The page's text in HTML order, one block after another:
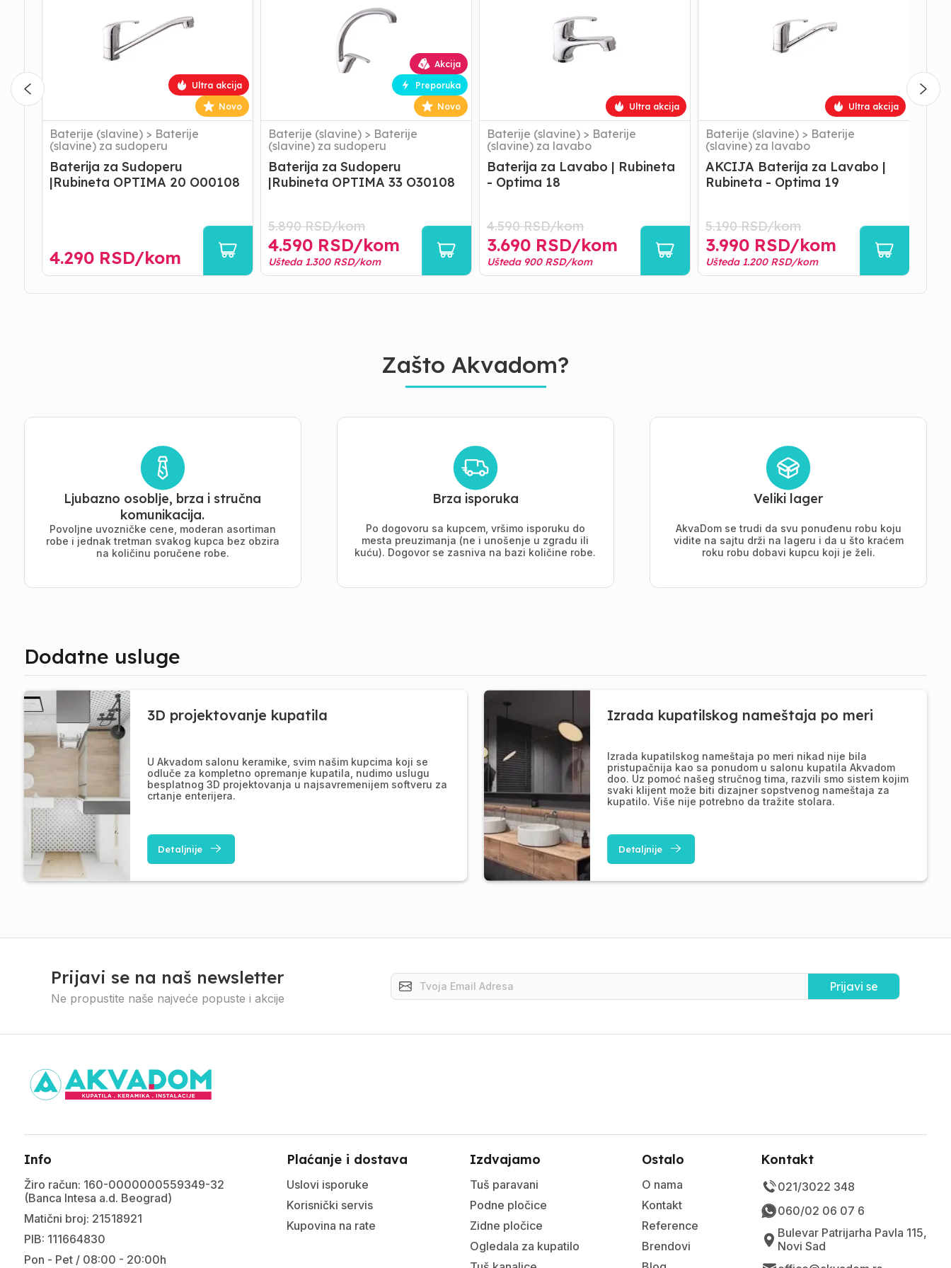
Ultra akcija
Novo
Baterije (slavine) > Baterije
(slavine) za sudoperu
Baterija za Sudoperu
|Rubineta OPTIMA 20 O00108
4.290RSD/kom
Akcija
Preporuka
Novo
Baterije (slavine) > Baterije
(slavine) za sudoperu
Baterija za Sudoperu
|Rubineta OPTIMA 33 O30108
5.890RSD/kom
4.590RSD/kom
Ušteda 1.300RSD/kom
Ultra akcija
Baterije (slavine) > Baterije
(slavine) za lavabo
Baterija za Lavabo | Rubineta
- Optima 18
4.590RSD/kom
3.690 RSD/kom
Ušteda 900RSD/kom
Ultra akcija
Baterije (slavine) > Baterije
(slavine) za lavabo
AKCIJA Baterija za Lavabo |
Rubineta - Optima 19
5.190RSD/kom
3.990 RSD/kom
Ušteda 1.200RSD/kom
Zašto Akvadom?
Ljubazno osoblje, brza i stručna
komunikacija.
Povoljne uvozničke cene, moderan asortiman
robe i jednak tretman svakog kupca bez obzira
na količinu poručene robe.
Brza isporuka
Po dogovoru sa kupcem, vršimo isporuku do
mesta preuzimanja (ne i unošenje u zgradu ili
kuću). Dogovor se zasniva na bazi količine robe.
Veliki lager
AkvaDom se trudi da svu ponuđenu robu koju
vidite na sajtu drži na lageru i da u što kraćem
roku robu dobavi kupcu koji je želi.
Dodatne usluge
3D projektovanje kupatila
U Akvadom salonu keramike, svim našim kupcima koji se
odluče za kompletno opremanje kupatila, nudimo uslugu
besplatnog 3D projektovanja u najsavremenijem softveru za
crtanje enterijera.
Detaljnije
Izrada kupatilskog nameštaja po meri
Izrada kupatilskog nameštaja po meri nikad nije bila
pristupačnija kao sa ponudom u salonu kupatila Akvadom
doo. Uz pomoć našeg stručnog tima, razvili smo sistem kojim
svaki klijent može biti dizajner sopstvenog nameštaja za
kupatilo. Više nije potrebno da tražite stolara.
Detaljnije
Prijavi se na naš newsletter
Ne propustite naše najveće popuste i akcije
Prijavi se
Info
Žiro račun: 160-0000000559349-32
(Banca Intesa a.d. Beograd)
Matični broj: 21518921
PIB: 111664830
Pon - Pet / 08:00 - 20:00h
Plaćanje i dostava
Uslovi isporuke
Korisnički servis
Kupovina na rate
Izdvajamo
Tuš paravani
Podne pločice
Zidne pločice
Ogledala za kupatilo
Ostalo
O nama
Kontakt
Reference
Brendovi
Kontakt
021/3022 348
060/02 06 07 6
Bulevar Patrijarha Pavla 115,
Novi Sad